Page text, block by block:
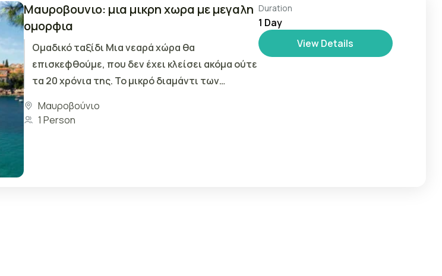
Mαυροβουνιο: μια μικρη χωρα με μεγαλη
ομορφια
Ομαδικό ταξίδι Μια νεαρά χώρα θα
επισκεφθούμε, που δεν έχει κλείσει ακόμα ούτε
τα 20 χρόνια της. Το μικρό διαμάντι των
Μαυροβούνιο
1 Person
Duration
1 Day
View Details